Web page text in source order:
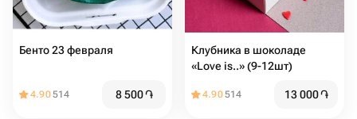
Бенто 23 февраля️
4.90514 8 500֏
Клубника в шоколаде
«Love is..» (9-12шт)
4.90514 13 000֏